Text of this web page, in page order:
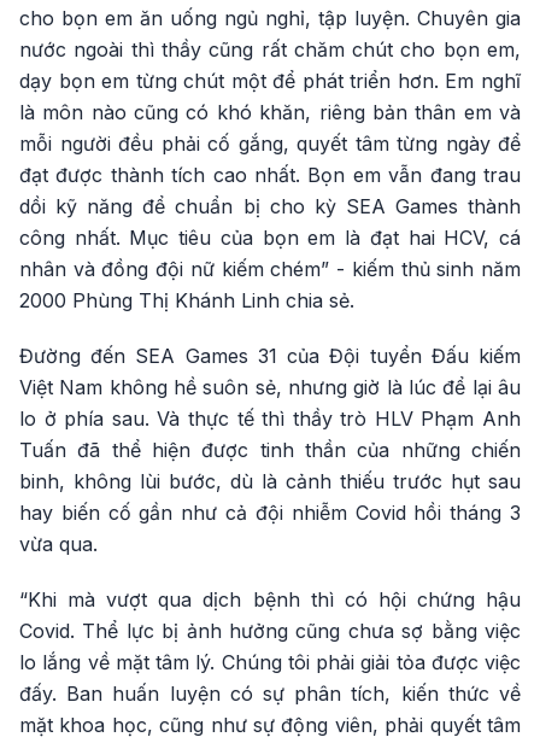
cho bọn em ăn uống ngủ nghỉ, tập luyện. Chuyên gia
nước ngoài thì thầy cũng rất chăm chút cho bọn em,
dạy bọn em từng chút một để phát triển hơn. Em nghĩ
là môn nào cũng có khó khăn, riêng bản thân em và
mỗi người đều phải cố gắng, quyết tâm từng ngày để
đạt được thành tích cao nhất. Bọn em vẫn đang trau
dồi kỹ năng để chuẩn bị cho kỳ SEA Games thành
công nhất. Mục tiêu của bọn em là đạt hai HCV, cá
nhân và đồng đội nữ kiếm chém” - kiếm thủ sinh năm
2000 Phùng Thị Khánh Linh chia sẻ.
Đường đến SEA Games 31 của Đội tuyển Đấu kiếm
Việt Nam không hề suôn sẻ, nhưng giờ là lúc để lại âu
lo ở phía sau. Và thực tế thì thầy trò HLV Phạm Anh
Tuấn đã thể hiện được tinh thần của những chiến
binh, không lùi bước, dù là cảnh thiếu trước hụt sau
hay biến cố gần như cả đội nhiễm Covid hồi tháng 3
vừa qua.
“Khi mà vượt qua dịch bệnh thì có hội chứng hậu
Covid. Thể lực bị ảnh hưởng cũng chưa sợ bằng việc
lo lắng về mặt tâm lý. Chúng tôi phải giải tỏa được việc
đấy. Ban huấn luyện có sự phân tích, kiến thức về
mặt khoa học, cũng như sự động viên, phải quyết tâm